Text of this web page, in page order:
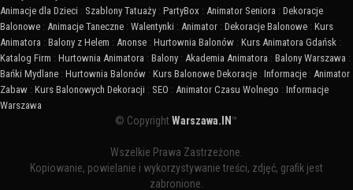
Animacje dla Dzieci : Szablony Tatuaży : PartyBox : Animator Seniora : Dekoracje
Balonowe : Animacje Taneczne : Walentynki : Animator : Dekoracje Balonowe : Kurs
Animatora : Balony z Helem : Anonse : Hurtownia Balonów : Kurs Animatora Gdańsk :
Katalog Firm : Hurtownia Animatora : Balony : Akademia Animatora : Balony Warszawa :
Bańki Mydlane : Hurtownia Balonów : Kurs Balonowe Dekoracje : Informacje : Animator
Zabaw : Kurs Balonowych Dekoracji : SEO : Animator Czasu Wolnego : Informacje
Warszawa
© CopyrightWarszawa.IN ™
Wszelkie Prawa Zastrzeżone.
Kopiowanie, powielanie i wykorzystywanie treści, zdjęć, grafik jest
zabronione.